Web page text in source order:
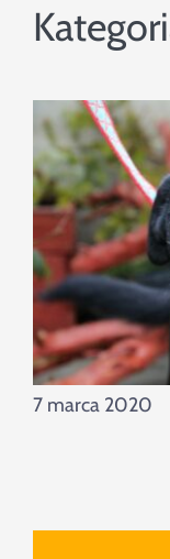
7 marca 2020